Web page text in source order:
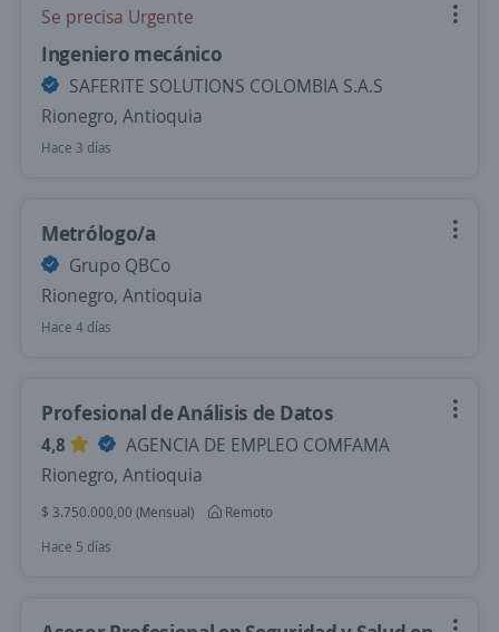
Se precisa Urgente
Ingeniero mecánico
SAFERITE SOLUTIONS COLOMBIA S.A.S
Rionegro, Antioquia
Hace 3 días
Metrólogo/a
Grupo QBCo
Rionegro, Antioquia
Hace 4 días
Profesional de Análisis de Datos
4,8
AGENCIA DE EMPLEO COMFAMA
Rionegro, Antioquia
$ 3.750.000,00 (Mensual)
Remoto
Hace 5 días